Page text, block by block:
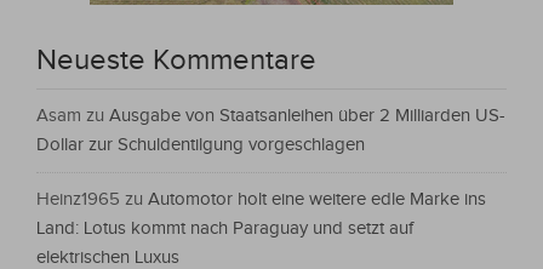
Neueste Kommentare
Asam zu Ausgabe von Staatsanleihen über 2 Milliarden US-
Dollar zur Schuldentilgung vorgeschlagen
Heinz1965 zu Automotor holt eine weitere edle Marke ins
Land: Lotus kommt nach Paraguay und setzt auf
elektrischen Luxus